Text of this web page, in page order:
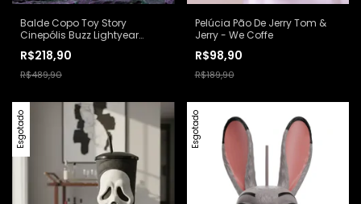
Balde Copo Toy Story
Cinepólis Buzz Lightyear
R$218,90
R$489,90
Pelúcia Pão De Jerry Tom &
Jerry - We Coffe
R$98,90
R$189,90
Esgotado Esgotado